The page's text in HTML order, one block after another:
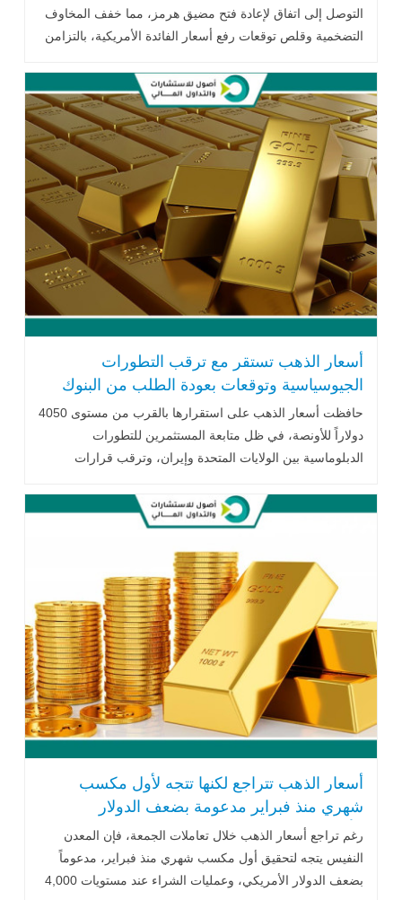
التوصل إلى اتفاق لإعادة فتح مضيق هرمز، مما خفف المخاوف
التضخمية وقلص توقعات رفع أسعار الفائدة الأمريكية، بالتزامن
أسعار الذهب تستقر مع ترقب التطورات
الجيوسياسية وتوقعات بعودة الطلب من البنوك
المركزية
حافظت أسعار الذهب على استقرارها بالقرب من مستوى 4050
دولاراً للأونصة، في ظل متابعة المستثمرين للتطورات
الدبلوماسية بين الولايات المتحدة وإيران، وترقب قرارات
المالية بشأن مستقبل المعدن الأصفر، مدعومة بإمكانية عودة
مشتريات البنوك المركزية خلال الفترة المقبلة.
أسعار الذهب تتراجع لكنها تتجه لأول مكسب
شهري منذ فبراير مدعومة بضعف الدولار
الأمريكي
رغم تراجع أسعار الذهب خلال تعاملات الجمعة، فإن المعدن
النفيس يتجه لتحقيق أول مكسب شهري منذ فبراير، مدعوماً
بضعف الدولار الأمريكي، وعمليات الشراء عند مستويات 4,000